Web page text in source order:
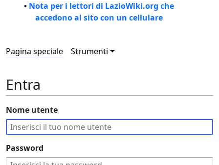
• Nota per i lettori di LazioWiki.org che
accedono al sito con un cellulare
Pagina speciale Strumenti
Entra
Nome utente
Password